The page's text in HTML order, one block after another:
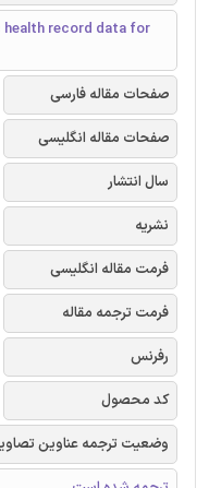
record data for
صفحات مقاله فارسی
صفحات مقاله انگلیسی
سال انتشار
نشریه
فرمت مقاله انگلیسی
فرمت ترجمه مقاله
رفرنس
کد محصول
وضعیت ترجمه عناوین